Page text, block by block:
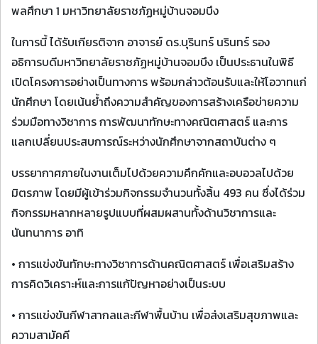
พลศึกษา 1 มหาวิทยาลัยราชภัฏหมู่บ้านจอมบึง
ในการนี้ ได้รับเกียรติจาก อาจารย์ ดร.บุรินทร์ นรินทร์ รอง
อธิการบดีมหาวิทยาลัยราชภัฏหมู่บ้านจอมบึง เป็นประธานในพิธี
เปิดโครงการอย่างเป็นทางการ พร้อมกล่าวต้อนรับและให้โอวาทแก่
นักศึกษา โดยเน้นย้ำถึงความสำคัญของการสร้างเครือข่ายความ
ร่วมมือทางวิชาการ การพัฒนาทักษะทางคณิตศาสตร์ และการ
แลกเปลี่ยนประสบการณ์ระหว่างนักศึกษาจากสถาบันต่าง ๆ
บรรยากาศภายในงานเต็มไปด้วยความคึกคักและอบอวลไปด้วย
มิตรภาพ โดยมีผู้เข้าร่วมกิจกรรมจำนวนทั้งสิ้น 493 คน ซึ่งได้ร่วม
กิจกรรมหลากหลายรูปแบบที่ผสมผสานทั้งด้านวิชาการและ
นันทนาการ อาทิ
• การแข่งขันทักษะทางวิชาการด้านคณิตศาสตร์ เพื่อเสริมสร้าง
การคิดวิเคราะห์และการแก้ปัญหาอย่างเป็นระบบ
• การแข่งขันกีฬาสากลและกีฬาพื้นบ้าน เพื่อส่งเสริมสุขภาพและ
ความสามัคคี